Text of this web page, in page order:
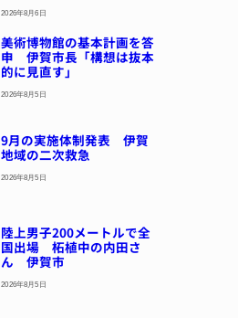
2026年8月6日
美術博物館の基本計画を答
申 伊賀市長「構想は抜本
的に見直す」
2026年8月5日
9月の実施体制発表 伊賀
地域の二次救急
2026年8月5日
陸上男子200メートルで全
国出場 柘植中の内田さ
ん 伊賀市
2026年8月5日